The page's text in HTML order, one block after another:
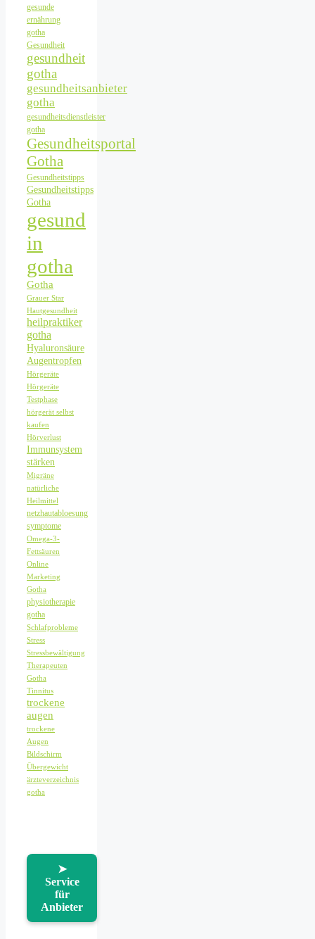
gesunde
ernährung
gotha
Gesundheit
gesundheit
gotha
gesundheitsanbieter
gotha
gesundheitsdienstleister
gotha
Gesundheitsportal
Gotha
Gesundheitstipps
Gesundheitstipps
Gotha
gesund
in
gotha
Gotha
Grauer Star
Hautgesundheit
heilpraktiker
gotha
Hyaluronsäure
Augentropfen
Hörgeräte
Hörgeräte
Testphase
hörgerät selbst
kaufen
Hörverlust
Immunsystem
stärken
Migräne
natürliche
Heilmittel
netzhautabloesung
symptome
Omega-3-
Fettsäuren
Online
Marketing
Gotha
physiotherapie
gotha
Schlafprobleme
Stress
Stressbewältigung
Therapeuten
Gotha
Tinnitus
trockene
augen
trockene
Augen
Bildschirm
Übergewicht
ärzteverzeichnis
gotha
➤
Service
für
Anbieter